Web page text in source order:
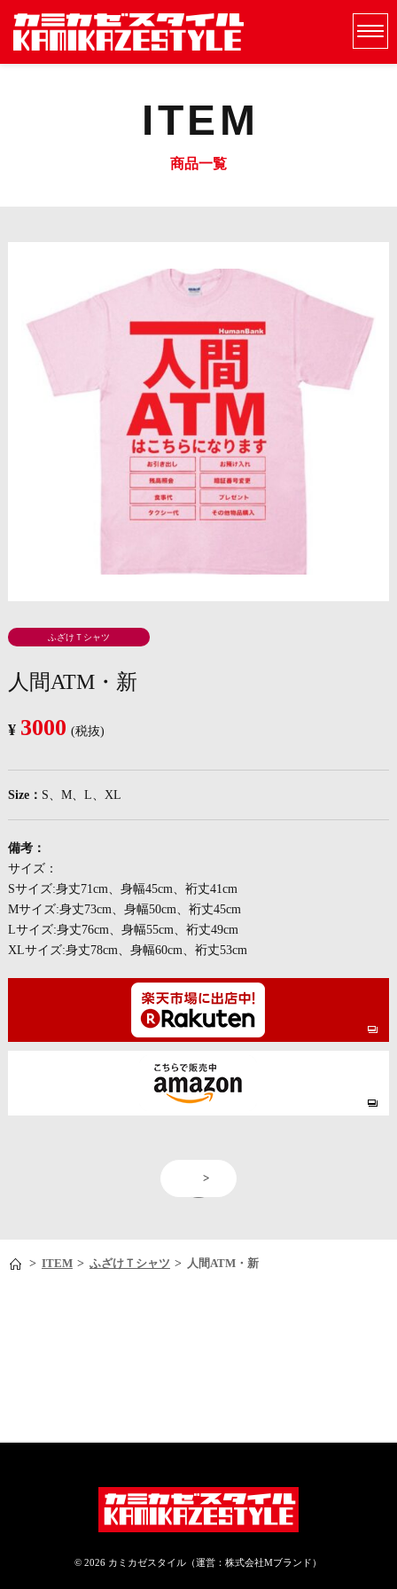
ITEM
商品一覧
ふざけＴシャツ
人間ATM・新
¥ 3000 (税抜)
Size： S、M、L、XL
備考：
サイズ：
Sサイズ:身丈71cm、身幅45cm、裄丈41cm
Mサイズ:身丈73cm、身幅50cm、裄丈45cm
Lサイズ:身丈76cm、身幅55cm、裄丈49cm
XLサイズ:身丈78cm、身幅60cm、裄丈53cm
>
> ITEM > ふざけＴシャツ > 人間ATM・新
© 2026 カミカゼスタイル（運営：株式会社Mブランド）